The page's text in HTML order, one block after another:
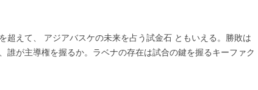
超えて、 アジアバスケの未来を占う試金石 ともいえる。勝敗は
誰が主導権を握るか。ラベナの存在は試合の鍵を握るキーファク